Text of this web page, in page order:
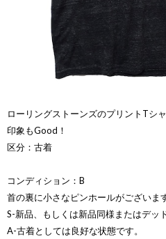
ローリングストーンズのプリントTシ
印象もGood！
区分：古着
コンディション：B
首の裏に小さなピンホールがございます
S-新品、もしくは新品同様またはデッ
A-古着としては良好な状態です。